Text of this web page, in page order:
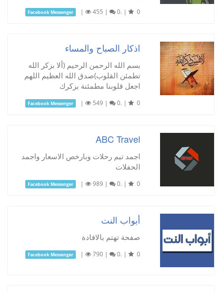
Facebook Messenger | 455 | 0. | 0
اذكار الصباح والمساء
بسم الله الرحمن الرحيم (ألا بزكر الله
تطمئن القلوب)صدق الله العظيم اللهم
اجعل قلوبنا مطمئنة بزكرك
Facebook Messenger | 549 | 0. | 0
ABC Travel
اجمد تيم رحلات وبارخص الاسعار واجمد
الحفلات
Facebook Messenger | 989 | 0. | 0
أبواب النت
صفحة تهتم بالافادة
Facebook Messenger | 790 | 0. | 0